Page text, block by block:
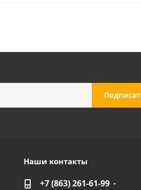
Наши контакты
+7 (863) 261-61-99